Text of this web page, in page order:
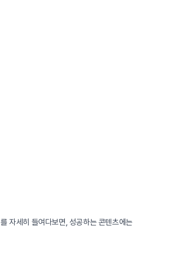
를 자세히 들여다보면, 성공하는 콘텐츠에는